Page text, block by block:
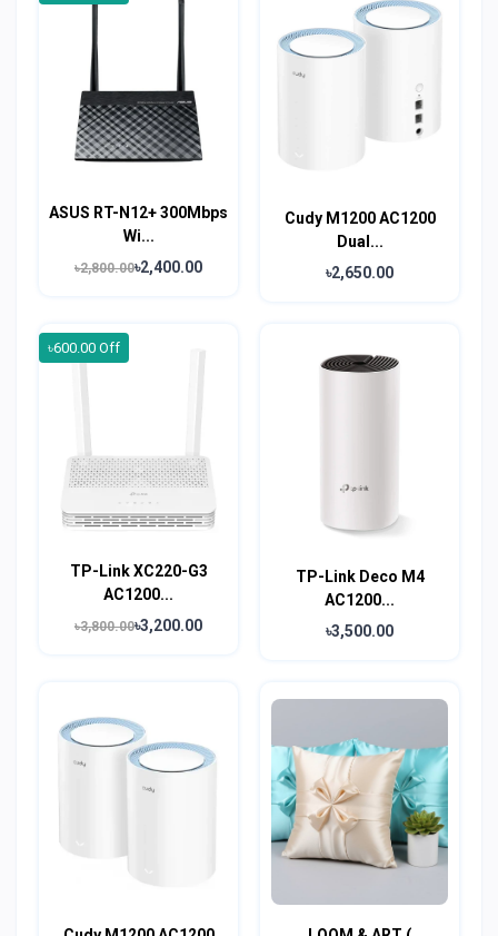
ASUS RT-N12+ 300Mbps
Wi...
৳2,800.00৳2,400.00
Cudy M1200 AC1200
Dual...
৳2,650.00
৳600.00 Off
TP-Link XC220-G3
AC1200...
৳3,800.00৳3,200.00
TP-Link Deco M4
AC1200...
৳3,500.00